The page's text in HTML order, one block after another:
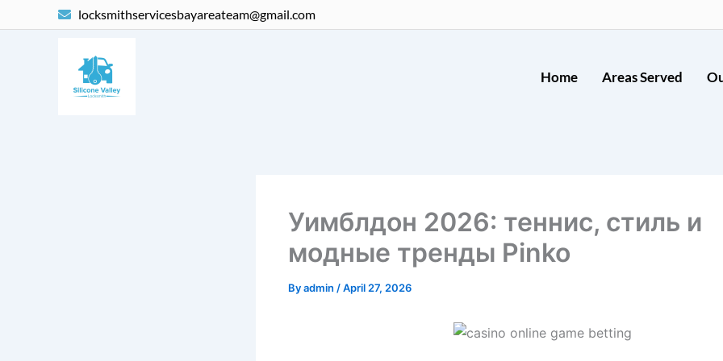
to
locksmithservicesbayareateam@gmail.com
Home Areas Served
Уимблдон 2026: теннис, стиль и
модные тренды Pinko
Byadmin /April 27, 2026